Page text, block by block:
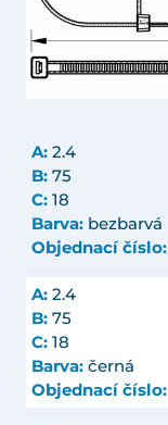
A: 2.4
B: 75
C: 18
Barva: bezbarvá
Objednací číslo:
A: 2.4
B: 75
C: 18
Barva: černá
Objednací číslo: